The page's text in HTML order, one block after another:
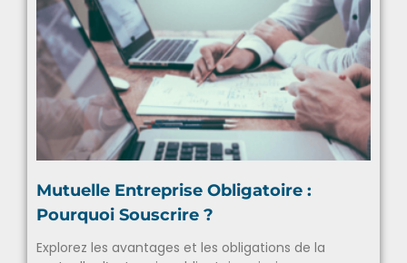
Mutuelle Entreprise Obligatoire :
Pourquoi Souscrire ?
Explorez les avantages et les obligations de la
impact sur la protection sociale des salariés et la